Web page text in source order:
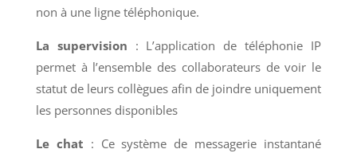
non à une ligne téléphonique.
La supervision : L’application de téléphonie IP
permet à l’ensemble des collaborateurs de voir le
statut de leurs collègues afin de joindre uniquement
les personnes disponibles
Le chat : Ce système de messagerie instantané